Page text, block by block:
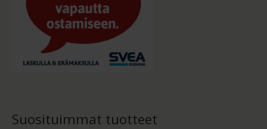
Suosituimmat tuotteet